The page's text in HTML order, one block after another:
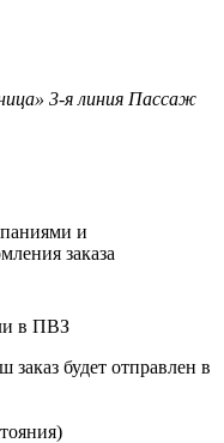
3-я линия Пассаж
и
заказа
в ПВЗ
будет отправлен в